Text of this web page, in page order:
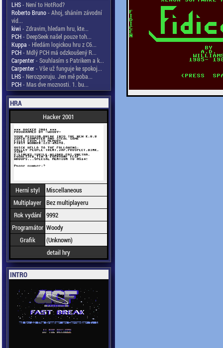
LHS- Není to HotRod?
Roberto Bruno- Ahoj, sháním závodní
vid...
kiwi - Zdravim, hledam hru, kte...
PCH- DeepSeek našel pouze toh...
Kuppa - Hledám logickou hru z C6...
PCH- Mdlý PCH má odzkoušený R...
Carpenter- Souhlasím s Patrikem a k...
Carpenter- Vše už funguje ke spokoj...
LHS- Nerozporuju. Jen mě poba...
PCH- Mas dve moznosti. 1. bu...
HRA
Hacker 2001
Herní styl
Miscellaneous
Multiplayer Bez multiplayeru
Rok vydání 9992
Programátor Woody
Grafik
(Unknown)
detail hry
INTRO